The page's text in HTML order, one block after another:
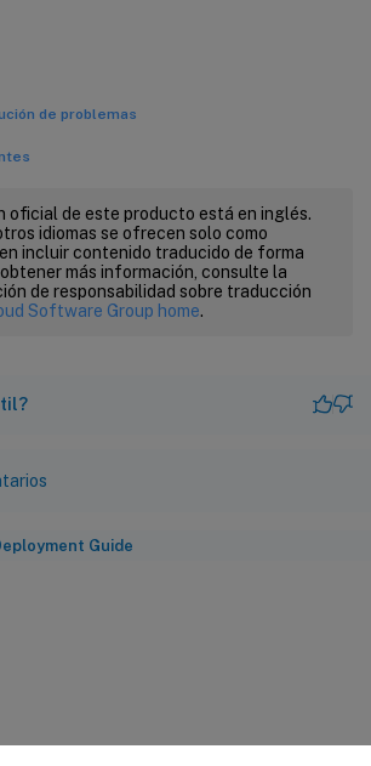
de problemas
oficial de este producto está en inglés.
idiomas se ofrecen solo como
incluir contenido traducido de forma
más información, consulte la
de responsabilidad sobre traducción
Software Group home.
Guide